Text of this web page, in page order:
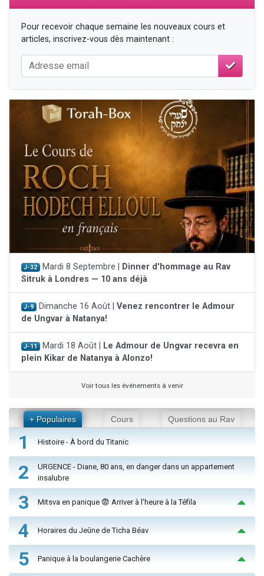
Pour recevoir chaque semaine les nouveaux cours et
articles, inscrivez-vous dès maintenant :
J-32 Mardi 8 Septembre |
Dinner d'hommage au Rav
Sitruk à Londres — 10 ans déjà
J-9 Dimanche 16 Août | Venez rencontrer le Admour
de Ungvar à Natanya!
J-11 Mardi 18 Août |
Le Admour de Ungvar recevra en
plein Kikar de Natanya à Alonzo!
Voir tous les événements à venir
+ Populaires Cours Questions au Rav
1 Histoire - À bord du Titanic
2
URGENCE - Diane, 80 ans, en danger dans un appartement
insalubre
3 Mitsva en panique 😨 Arriver à l'heure à la Téfila
4 Horaires du Jeûne de Ticha Béav
5 Panique à la boulangerie Cachère